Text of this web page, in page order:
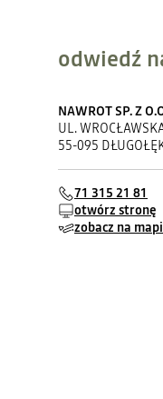
odwiedź
NAWROT SP. Z
UL.
55-095
71 315 21 81
otwórz stronę
zobacz na